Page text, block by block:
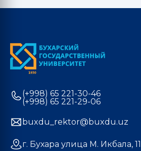
(+998) 65 221-30-46
(+998) 65 221-29-06
buxdu_rektor@buxdu.uz
г. Бухара улица М. Икбала, 11